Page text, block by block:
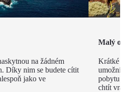
na žádném
Díky nim se budete cítit
jako ve
Malý
Krátké
umožní
pobytu.
chtít